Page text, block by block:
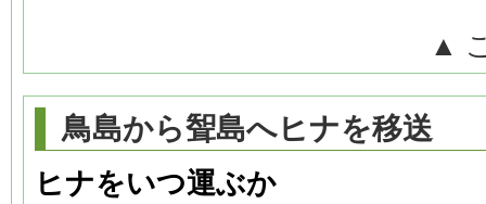
▲
鳥島から聟島へヒナを移送
ヒナをいつ運ぶか